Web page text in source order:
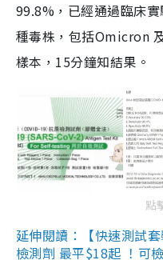
99.8%，已經通過臨床
種毒株，包括Omicron
樣本，15分鐘知結果。
點
延伸閱讀：【快速測試
檢測劑 最平$18起 ！可